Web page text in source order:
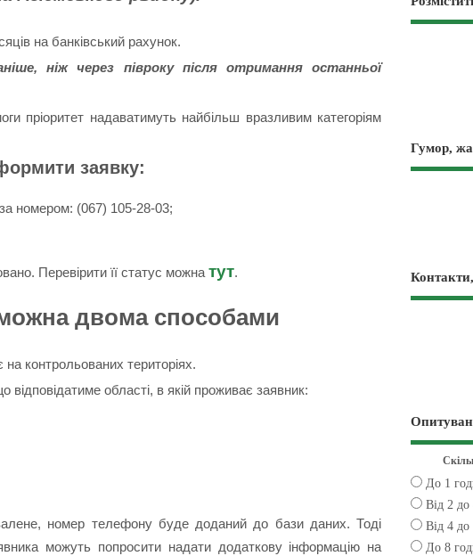
на банківський рахунок.
ніж через півроку після отримання останньої
пріоритет надаватимуть найбільш вразливим категоріям
заявку:
номером: (067) 105-28-03;
Перевірити її статус можна тут.
двома способами
контрольованих територіях.
відповідатиме області, в якій проживає заявник:
номер телефону буде доданий до бази даних. Тоді
можуть попросити надати додаткову інформацію на
Гумор,
До 1
Від 2 до
Від 4 до
До 8